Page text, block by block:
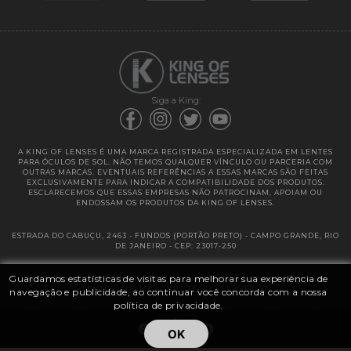
Guardamos estatísticas de visitas para melhorar sua experiência de
navegação e publicidade, ao continuar você concorda com a nossa
política de privacidade.
OK
Siga a King:
A KING OF LENSES É UMA MARCA REGISTRADA ESPECIALIZADA EM LENTES
PARA ÓCULOS DE SOL. NÃO TEMOS QUALQUER VÍNCULO OU PARCERIA COM
OUTRAS MARCAS. EVENTUAIS REFERÊNCIAS A ESSAS MARCAS SÃO FEITAS
EXCLUSIVAMENTE PARA INDICAR A COMPATIBILIDADE DOS PRODUTOS.
ESCLARECEMOS QUE ESSAS EMPRESAS NÃO PATROCINAM, APOIAM OU
ENDOSSAM OS PRODUTOS DA KING OF LENSES.
ESTRADA DO CABUÇU, 2463 - FUNDOS (PORTÃO PRETO) - CAMPO GRANDE, RIO
DE JANEIRO - CEP: 23017-250
@ 2025 | KING OF LENSES - KING OF IMPORTAÇÃO E DISTRIBUIÇÃO DE
LENTES LTDA ME | CNPJ: 13.682.533 / 0001-42